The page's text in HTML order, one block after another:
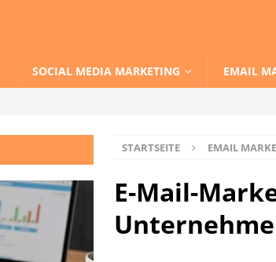
SOCIAL MEDIA MARKETING EMAIL
STARTSEITE EMAIL
E-Mail-